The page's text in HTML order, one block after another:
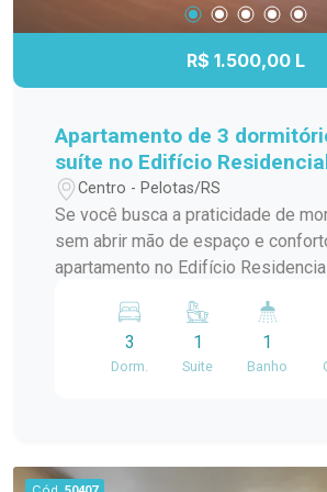
R$ 1.500,00 L
Apartamento de 3
suíte no Edifício
de Ferro - Centro - Pelotas
Centro - Pelotas/RS
Se você busca a praticidade de
sem abrir mão de espaço e
apartamento no Edifício
amplos, bem distribuídos e
oferece uma rotina mais prática
família, em uma das localizações
Receita Federal, o apartamento
3
Dorm.
1
Suite
1
Banho